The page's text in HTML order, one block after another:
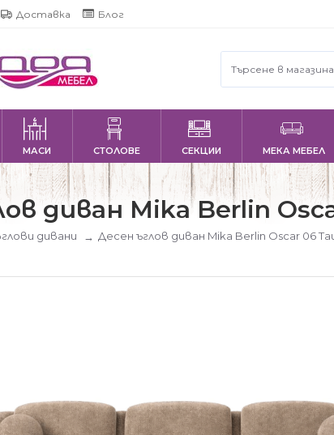
Доставка Блог
МАСИ СТОЛОВЕ СЕКЦИИ МЕКА МЕБЕЛ
дивани Десен ъглов диван Mika Berlin Oscar 06
диван Mika Berlin